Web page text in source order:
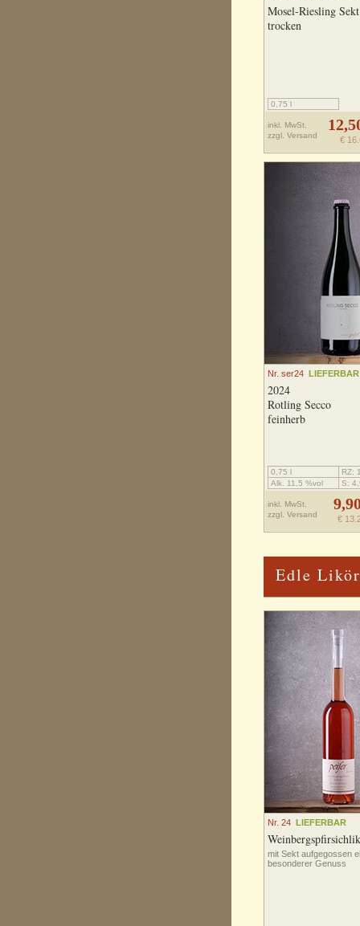
Mosel-Riesling Sekt
trocken
0,75 l
inkl. MwSt.
zzgl. Versand €
Nr. ser24 LIEFERBAR
2024
Rotling Secco
feinherb
0,75 l
RZ:
Alk. 11,5 %vol
S:
inkl. MwSt.
zzgl. Versand €
Edle
Nr. 24 LIEFERBAR
mit Sekt aufgegossen
besonderer Genuss